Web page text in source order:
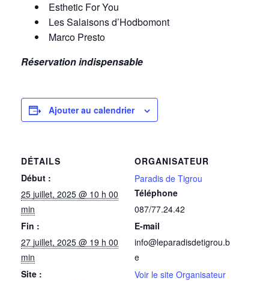
Esthetic For You
Les Salaisons d’Hodbomont
Marco Presto
Réservation indispensable
Ajouter au calendrier
DÉTAILS
Début :
25 juillet, 2025 @ 10 h 00
min
Fin :
27 juillet, 2025 @ 19 h 00
min
Site :
ORGANISATEUR
Paradis de Tigrou
Téléphone
087/77.24.42
E-mail
info@leparadisdetigrou.b
e
Voir le site Organisateur